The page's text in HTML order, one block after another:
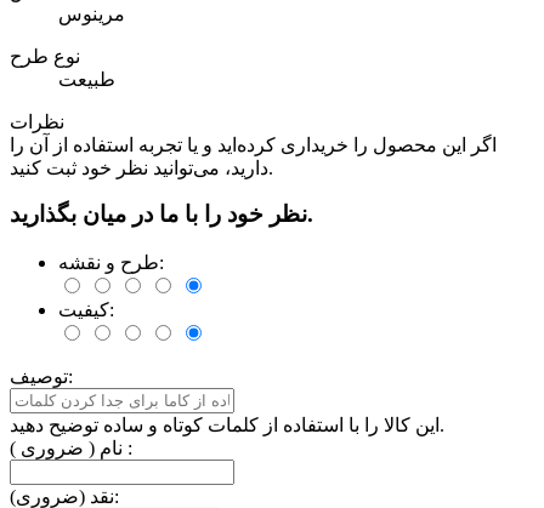
مرینوس
نوع طرح
طبیعت
نظرات
اگر این محصول را خریداری کرده‌اید و یا تجربه استفاده از آن را
دارید، می‌توانید نظر خود ثبت کنید.
نظر خود را با ما در میان بگذارید.
طرح و نقشه:
کیفیت:
توصیف:
این کالا را با استفاده از کلمات کوتاه و ساده توضیح دهید.
نام ( ضروری ) :
نقد (ضروری):